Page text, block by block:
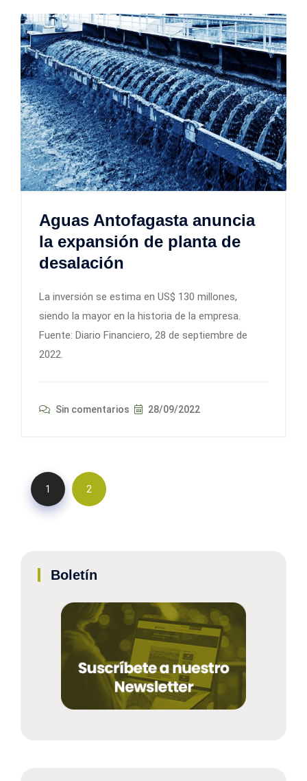
Aguas Antofagasta anuncia
la expansión de planta de
desalación
La inversión se estima en US$ 130 millones,
siendo la mayor en la historia de la empresa.
Fuente: Diario Financiero, 28 de septiembre de
2022.
Sin comentarios 28/09/2022
1 2
Boletín